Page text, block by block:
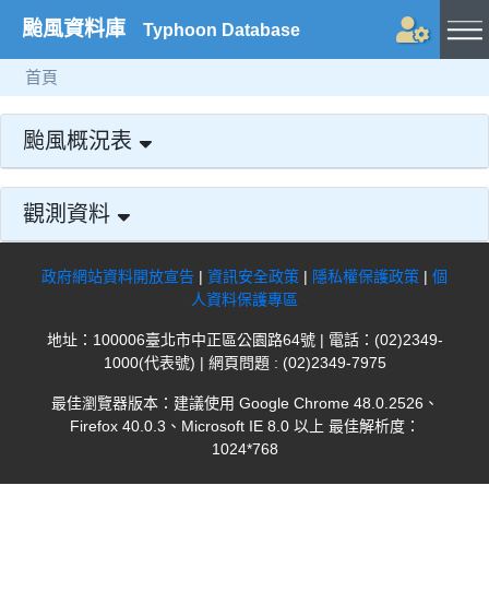
颱風資料庫 Typhoon Database
首頁
颱風概況表
觀測資料
政府網站資料開放宣告 | 資訊安全政策 | 隱私權保護政策 | 個
人資料保護專區
地址：100006臺北市中正區公園路64號 | 電話：(02)2349-
1000(代表號) | 網頁問題 : (02)2349-7975
最佳瀏覽器版本：建議使用 Google Chrome 48.0.2526、
Firefox 40.0.3、Microsoft IE 8.0 以上 最佳解析度：
1024*768